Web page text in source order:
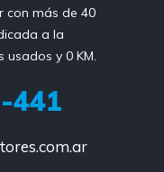
con más de 40
a la
usados y 0 KM.
441